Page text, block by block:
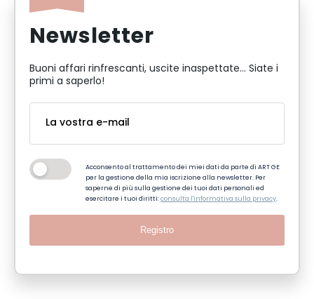
Newsletter
Buoni affari rinfrescanti, uscite inaspettate... Siate i
primi a saperlo!
Acconsento al trattamento dei miei dati da parte di ART GE
per la gestione della mia iscrizione alla newsletter. Per
saperne di più sulla gestione dei tuoi dati personali ed
esercitare i tuoi diritti:consulta l'informativa sulla privacy.
Registro